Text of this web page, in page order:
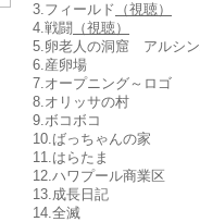
3.フィールド （視聴）
4.戦闘 （視聴）
5.卵老人の洞窟 アルシ
6.産卵場
7.オープニング～ロゴ
8.オリッサの村
9.ボコボコ
10.ばっちゃんの家
11.はらたま
12.ハワプール商業区
13.成長日記
14.全滅